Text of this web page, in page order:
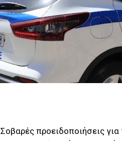
Σοβαρές προειδοποιήσεις